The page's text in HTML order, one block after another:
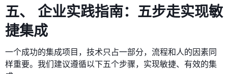
五、 企业实践指南：五步走实现敏
捷集成
一个成功的集成项目，技术只占一部分，流程和人的因素同
样重要。我们建议遵循以下五个步骤，实现敏捷、有效的集